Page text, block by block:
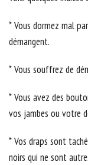
* Vous dormez mal
démangent.
* Vous souffrez de
* Vous avez des
vos jambes ou votre
* Vos draps sont
noirs qui ne sont